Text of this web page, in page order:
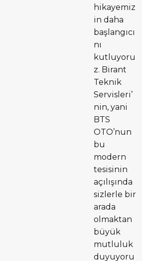
hikayemiz
in daha
başlangıcı
nı
kutluyoru
z. Birant
Teknik
Servisleri’
nin, yani
BTS
OTO’nun
bu
modern
tesisinin
açılışında
sizlerle bir
arada
olmaktan
büyük
mutluluk
duyuyoru